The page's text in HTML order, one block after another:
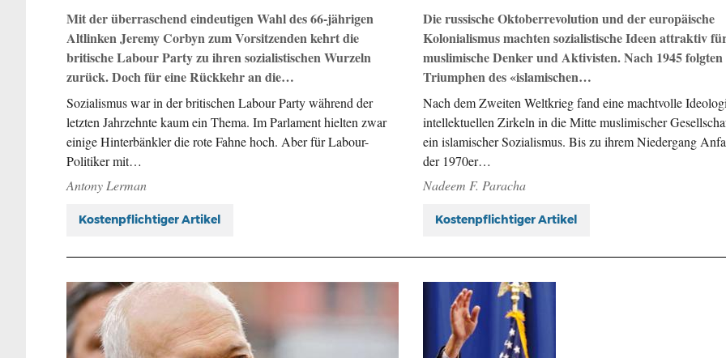
Mit der überraschend eindeutigen Wahl des 66-jährigen
Altlinken Jeremy Corbyn zum Vorsitzenden kehrt die
britische Labour Party zu ihren sozialistischen Wurzeln
zurück. Doch für eine Rückkehr an die…
Sozialismus war in der britischen Labour Party während der
letzten Jahrzehnte kaum ein Thema. Im Parlament hielten zwar
einige Hinterbänkler die rote Fahne hoch. Aber für Labour-
Politiker mit…
Antony Lerman
Kostenpflichtiger Artikel
Die russische Oktoberrevolution und der europäische
Kolonialismus machten sozialistische Ideen attraktiv
muslimische Denker und Aktivisten. Nach 1945 folgten
Triumphen des «islamischen…
Nach dem Zweiten Weltkrieg fand eine machtvolle
intellektuellen Zirkeln in die Mitte muslimischer
ein islamischer Sozialismus. Bis zu ihrem Niedergang
der 1970er…
Nadeem F. Paracha
Kostenpflichtiger Artikel